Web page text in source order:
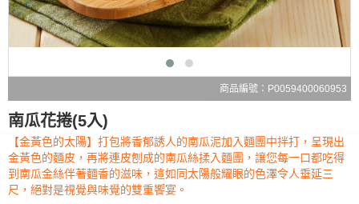
商品編號：P0059400060953
南瓜花捲(5入)
【金黃色的太陽】打包將香郁誘人的南瓜泥加入麵團中拌打，呈現出
金黃色的麵皮，再將連皮刨成的南瓜絲揉入麵團，讓您每一口都吃得
到南瓜金絲伴著麵香的滋味，這如同太陽般耀眼的色澤令人垂延三
尺，絕對是視覺與味覺的雙重饗宴。